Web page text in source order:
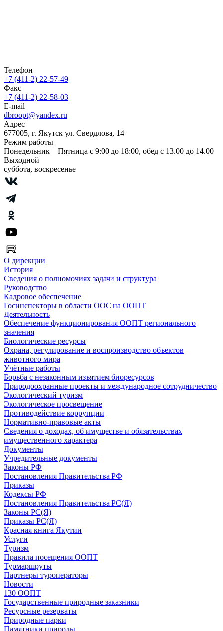
Телефон
+7 (411-2) 22-57-49
Факс
+7 (411-2) 22-58-03
E-mail
dbroopt@yandex.ru
Адрес
677005, г. Якутск ул. Свердлова, 14
Режим работы
Понедельник – Пятница с 9:00 до 18:00, обед с 13.00 до 14.00
Выходной
суббота, воскресенье
О дирекции
История
Сведения о полномочиях задачи и структура
Руководство
Кадровое обеспечение
Госинспекторы в области ООС на ООПТ
Деятельность
Обеспечение функционирования ООПТ регионального
значения
Биологические ресурсы
Охрана, регулирование и воспроизводство объектов
животного мира
Учётные работы
Борьба с незаконным изъятием биоресурсов
Природоохранные проекты и международное сотрудничество
Экологический туризм
Экологическое просвещение
Противодействие коррупции
Нормативно-правовые акты
Сведения о доходах, об имуществе и обязательствах
имущественного характера
Документы
Учредительные документы
Законы РФ
Постановления Правительства РФ
Приказы
Кодексы РФ
Постановления Правительства РС(Я)
Законы РС(Я)
Приказы РС(Я)
Красная книга Якутии
Услуги
Туризм
Правила посещения ООПТ
Турмаршруты
Партнеры туроператоры
Новости
130 ООПТ
Государственные природные заказники
Ресурсные резерваты
Природные парки
Памятники природы